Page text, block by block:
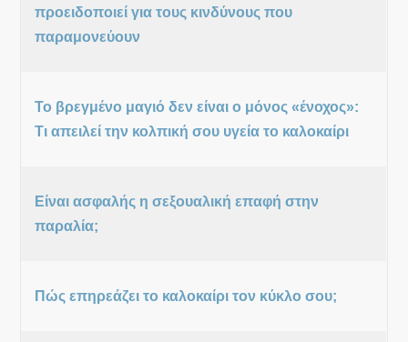
προειδοποιεί για τους κινδύνους που
παραμονεύουν
Το βρεγμένο μαγιό δεν είναι ο μόνος «ένοχος»:
Τι απειλεί την κολπική σου υγεία το καλοκαίρι
Είναι ασφαλής η σεξουαλική επαφή στην
παραλία;
Πώς επηρεάζει το καλοκαίρι τον κύκλο σου;